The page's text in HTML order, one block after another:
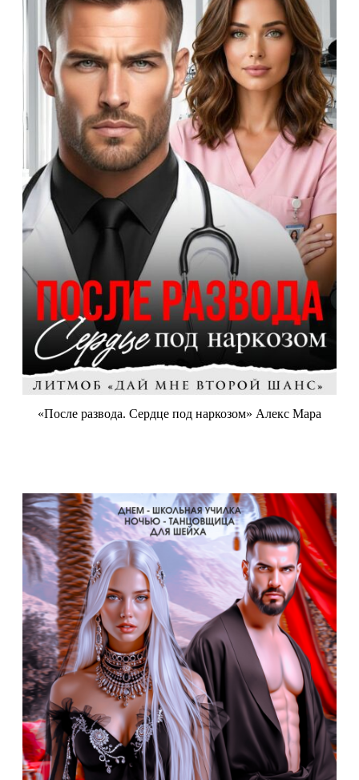
«После развода. Сердце под наркозом» Алекс Мара